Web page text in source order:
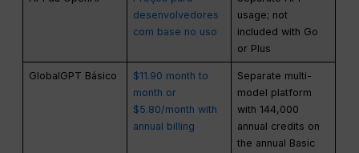
desenvolvedores
com base no uso
usage; not
included with Go
or Plus
GlobalGPT Básico
$11.90 month to
month or
$5.80/month with
annual billing
Separate multi-
model platform
with 144,000
annual credits on
the annual Basic